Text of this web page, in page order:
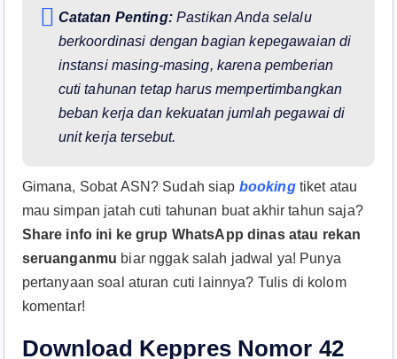
Catatan Penting:Pastikan Anda selalu
berkoordinasi dengan bagian kepegawaian di
instansi masing-masing, karena pemberian
cuti tahunan tetap harus mempertimbangkan
beban kerja dan kekuatan jumlah pegawai di
unit kerja tersebut.
Gimana, Sobat ASN? Sudah siap bookingtiket atau
mau simpan jatah cuti tahunan buat akhir tahun saja?
Share info ini ke grup WhatsApp dinas atau rekan
seruanganmu biar nggak salah jadwal ya! Punya
pertanyaan soal aturan cuti lainnya? Tulis di kolom
komentar!
Download Keppres Nomor 42